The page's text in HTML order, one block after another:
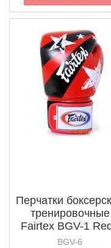
Перчатки
тренировочные
Fairtex BGV-1
Black
BGV-6